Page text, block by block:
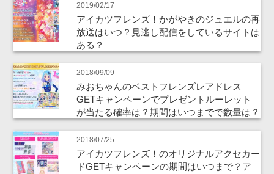
2019/02/17
アイカツフレンズ！かがやきのジュエルの再
放送はいつ？見逃し配信をしているサイトは
ある？
2018/09/09
みおちゃんのベストフレンズレアドレス
GETキャンペーンでプレゼントルーレット
が当たる確率は？期間はいつまでで数量は？
2018/07/25
アイカツフレンズ！のオリジナルアクセカー
ドGETキャンペーンの期間はいつまで？ア